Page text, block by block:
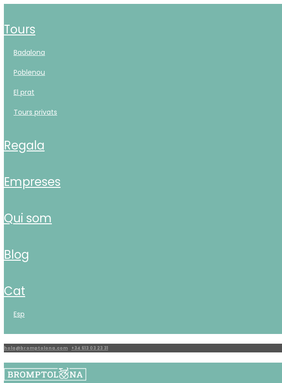
tours
badalona
poblenou
el prat
tours privats
regala
empreses
qui som
blog
cat
esp
hola@bromptolona.com +34 613 03 23 31